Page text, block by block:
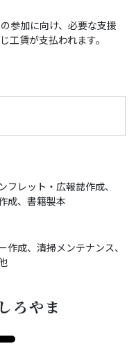
参加に向け、必要な支援
工賃が支払われます。
レット・広報誌作成、
成、書籍製本
成、清掃メンテナンス、
ろやま